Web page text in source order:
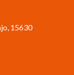
15630